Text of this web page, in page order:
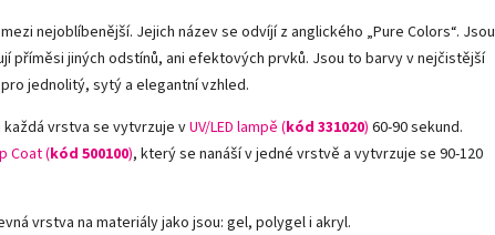
nejoblíbenější. Jejich název se odvíjí z anglického „Pure Colors“. Jsou
příměsi jiných odstínů, ani efektových prvků. Jsou to barvy v nejčistější
jednolitý, sytý a elegantní vzhled.
vrstva se vytvrzuje vUV/LED lampě (kód 331020) 60-90 sekund.
Coat (kód 500100), který se nanáší v jedné vrstvě a vytvrzuje se 90-120
vrstva na materiály jako jsou: gel, polygel i akryl.